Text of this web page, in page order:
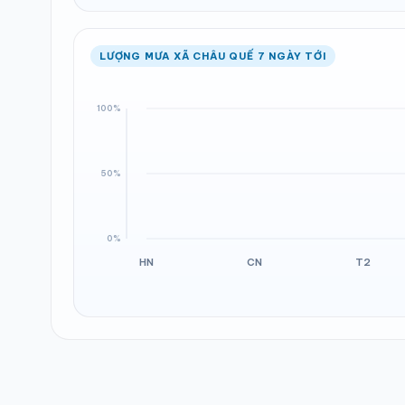
LƯỢNG MƯA XÃ CHÂU QUẾ 7 NGÀY TỚI